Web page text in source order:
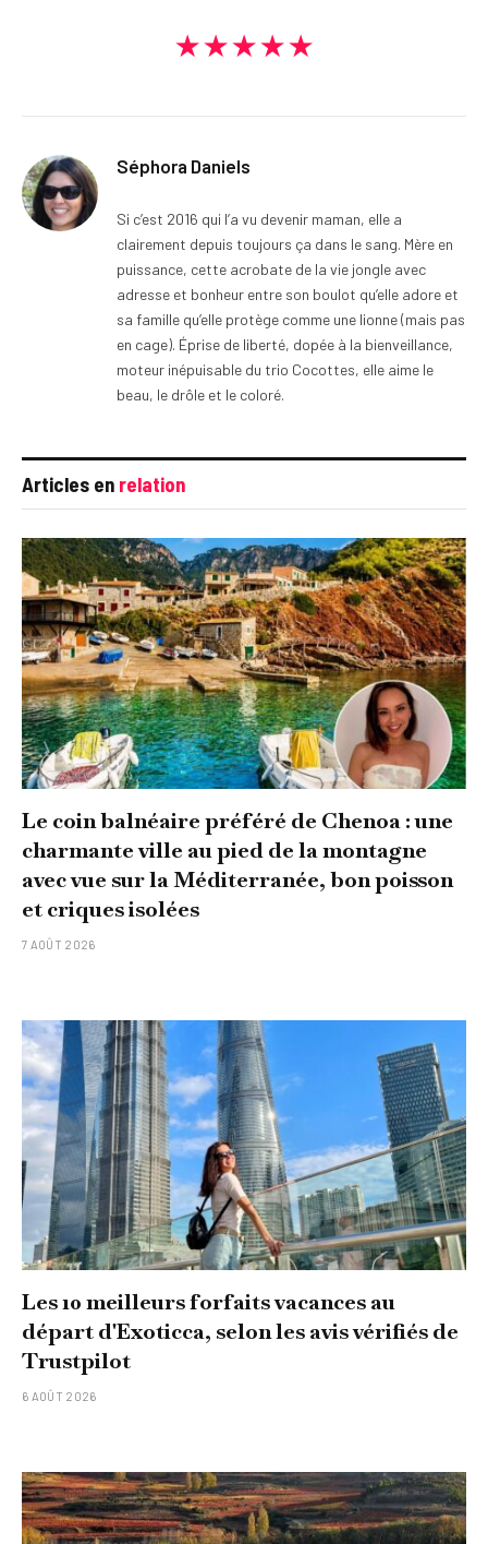
★★★★★
Séphora Daniels
Si c’est 2016 qui l’a vu devenir maman, elle a
clairement depuis toujours ça dans le sang. Mère en
puissance, cette acrobate de la vie jongle avec
adresse et bonheur entre son boulot qu’elle adore et
sa famille qu’elle protège comme une lionne (mais pas
en cage). Éprise de liberté, dopée à la bienveillance,
moteur inépuisable du trio Cocottes, elle aime le
beau, le drôle et le coloré.
Articles en relation
Le coin balnéaire préféré de Chenoa : une
charmante ville au pied de la montagne
avec vue sur la Méditerranée, bon poisson
et criques isolées
7 AOÛT 2026
Les 10 meilleurs forfaits vacances au
départ d'Exoticca, selon les avis vérifiés de
Trustpilot
6 AOÛT 2026